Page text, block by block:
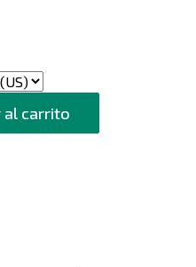
al carrito